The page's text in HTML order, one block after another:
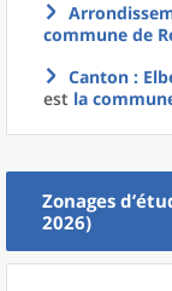
commune de
Canton :
est la
Zonages
2026)